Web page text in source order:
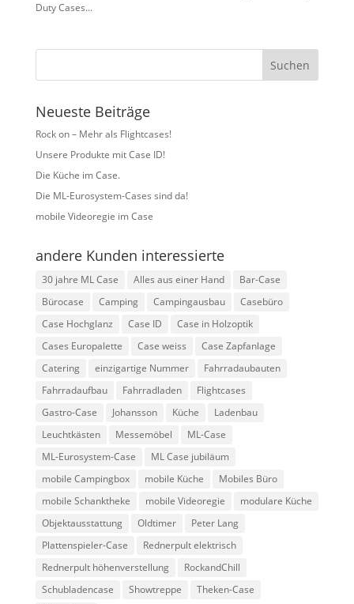
Duty Cases...
Neueste Beiträge
Rock on – Mehr als Flightcases!
Unsere Produkte mit Case ID!
Die Küche im Case.
Die ML-Eurosystem-Cases sind da!
mobile Videoregie im Case
andere Kunden interessierte
30 jahre ML Case Alles aus einer Hand
Bar-Case
Bürocase
Camping Campingausbau
Casebüro
Case Hochglanz
Case ID
Case in Holzoptik
Cases Europalette
Case weiss
Case Zapfanlage
Catering
einzigartige Nummer
Fahrradaubauten
Fahrradaufbau
Fahrradladen
Flightcases
Gastro-Case
Johansson Küche
Ladenbau
Leuchtkästen
Messemöbel
ML-Case
ML-Eurosystem-Case
ML Case jubiläum
mobile Campingbox
mobile Küche
Mobiles Büro
mobile Schanktheke
mobile Videoregie
modulare Küche
Objektausstattung
Oldtimer
Peter Lang
Plattenspieler-Case
Rednerpult elektrisch
Rednerpult höhenverstellung
RockandChill
Schubladencase
Showtreppe
Theken-Case